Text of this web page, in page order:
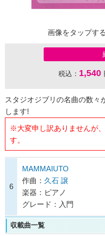
画像をタップす
税込： 1,540
スタジオジブリの名曲の数々
します!
※大変申し訳ありませんが
す。
6
MAMMAIUTO
作曲： 久石 譲
楽器：ピアノ
グレード：入門
収載曲一覧